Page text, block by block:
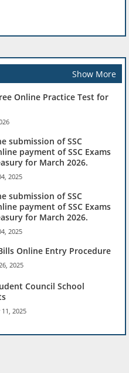
Show More
Online Practice Test for
submission of SSC
payment of SSC Exams
for March 2026.
2025
submission of SSC
payment of SSC Exams
for March 2026.
2025
Online Entry Procedure
2025
Council School
2025